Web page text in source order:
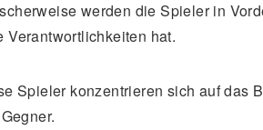
werden die Spieler in
hat.
Spieler konzentrieren sich auf das